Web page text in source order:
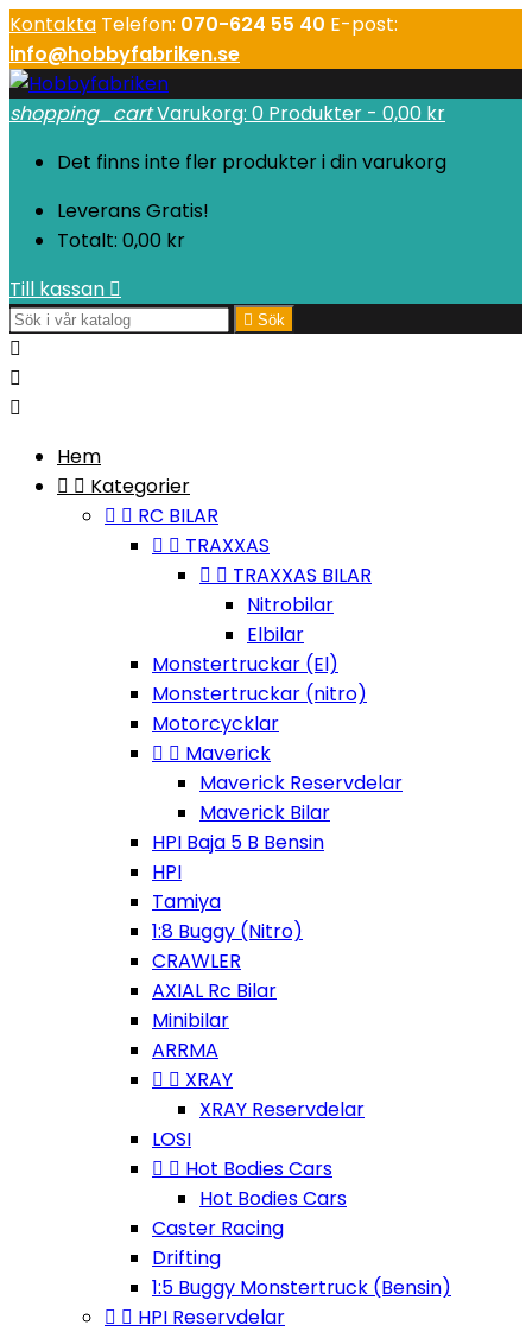
Kontakta Telefon: 070-624 55 40 E-post:
info@hobbyfabriken.se
shopping_cartVarukorg: 0 Produkter - 0,00 kr
Det finns inte fler produkter i din varukorg
Leverans Gratis!
Totalt: 0,00 kr
Till kassan 
 Sök



Hem
  Kategorier
  RC BILAR
  TRAXXAS
  TRAXXAS BILAR
Nitrobilar
Elbilar
Monstertruckar (El)
Monstertruckar (nitro)
Motorcycklar
  Maverick
Maverick Reservdelar
Maverick Bilar
HPI Baja 5 B Bensin
HPI
Tamiya
1:8 Buggy (Nitro)
CRAWLER
AXIAL Rc Bilar
Minibilar
ARRMA
  XRAY
XRAY Reservdelar
LOSI
  Hot Bodies Cars
Hot Bodies Cars
Caster Racing
Drifting
1:5 Buggy Monstertruck (Bensin)
  HPI Reservdelar